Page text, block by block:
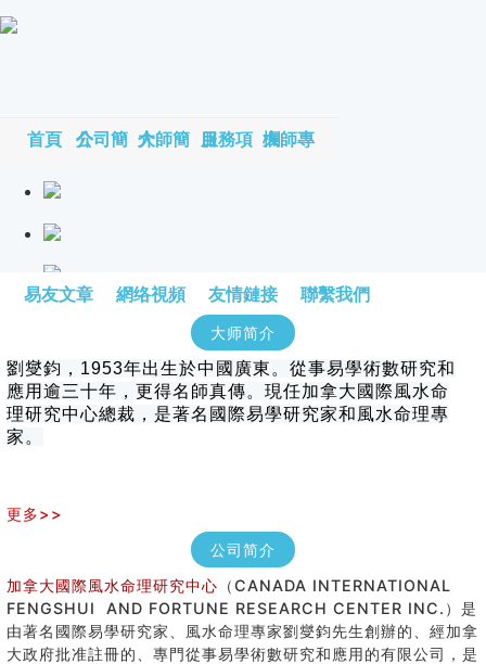
首頁 公司簡介 大師簡介 服務項目 大師專欄
易友文章 網络視頻 友情鏈接 聯繫我們
大师简介
劉燮鈞，1953年出生於中國廣東。從事易學術數研究和
應用逾三十年，更得名師真傳。現任加拿大國際風水命
理研究中心總裁，是著名國際易學研究家和風水命理專
家。
更多>>
公司简介
加拿大國際風水命理研究中心 （CANADA INTERNATIONAL
FENGSHUI AND FORTUNE RESEARCH CENTER INC.）是
由著名國際易學研究家、風水命理專家劉燮鈞先生創辦的、經加拿
大政府批准註冊的、專門從事易學術數研究和應用的有限公司，是